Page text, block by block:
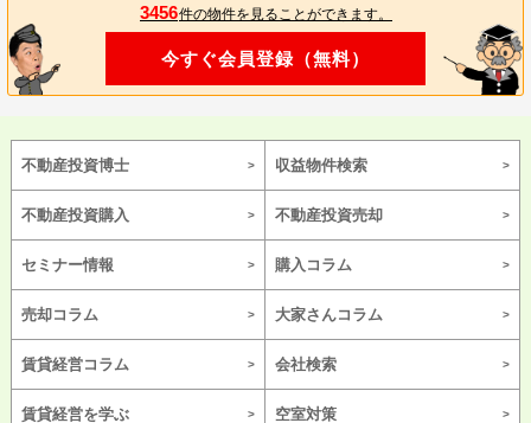
3456件の物件を見ることができます。
今すぐ会員登録（無料）
不動産投資博士 収益物件検索
不動産投資購入 不動産投資売却
セミナー情報 購入コラム
売却コラム 大家さんコラム
賃貸経営コラム 会社検索
賃貸経営を学ぶ 空室対策